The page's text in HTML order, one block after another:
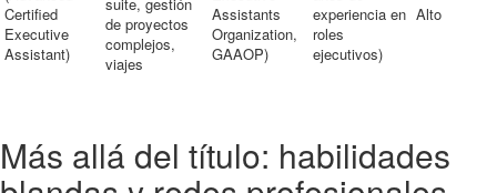
Certified
Executive
Assistant)
de proyectos
complejos,
viajes
Assistants
Organization,
GAAOP)
experiencia en
roles
ejecutivos)
Alto
Más allá del título: habilidades